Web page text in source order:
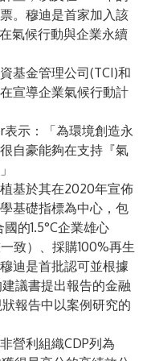
。穆迪是首家加入該
氣候行動與企業永續
基金管理公司(TCI)和
宣導企業氣候行動計
示：「為環境創造永
自豪能夠在支持『氣
基於其在2020年宣佈
基礎指標為中心，包
的1.5°C企業雄心
致）、採購100%再生
迪是首批認可並根據
議書提出報告的金融
報告中以案例研究的
營利組織CDP列為